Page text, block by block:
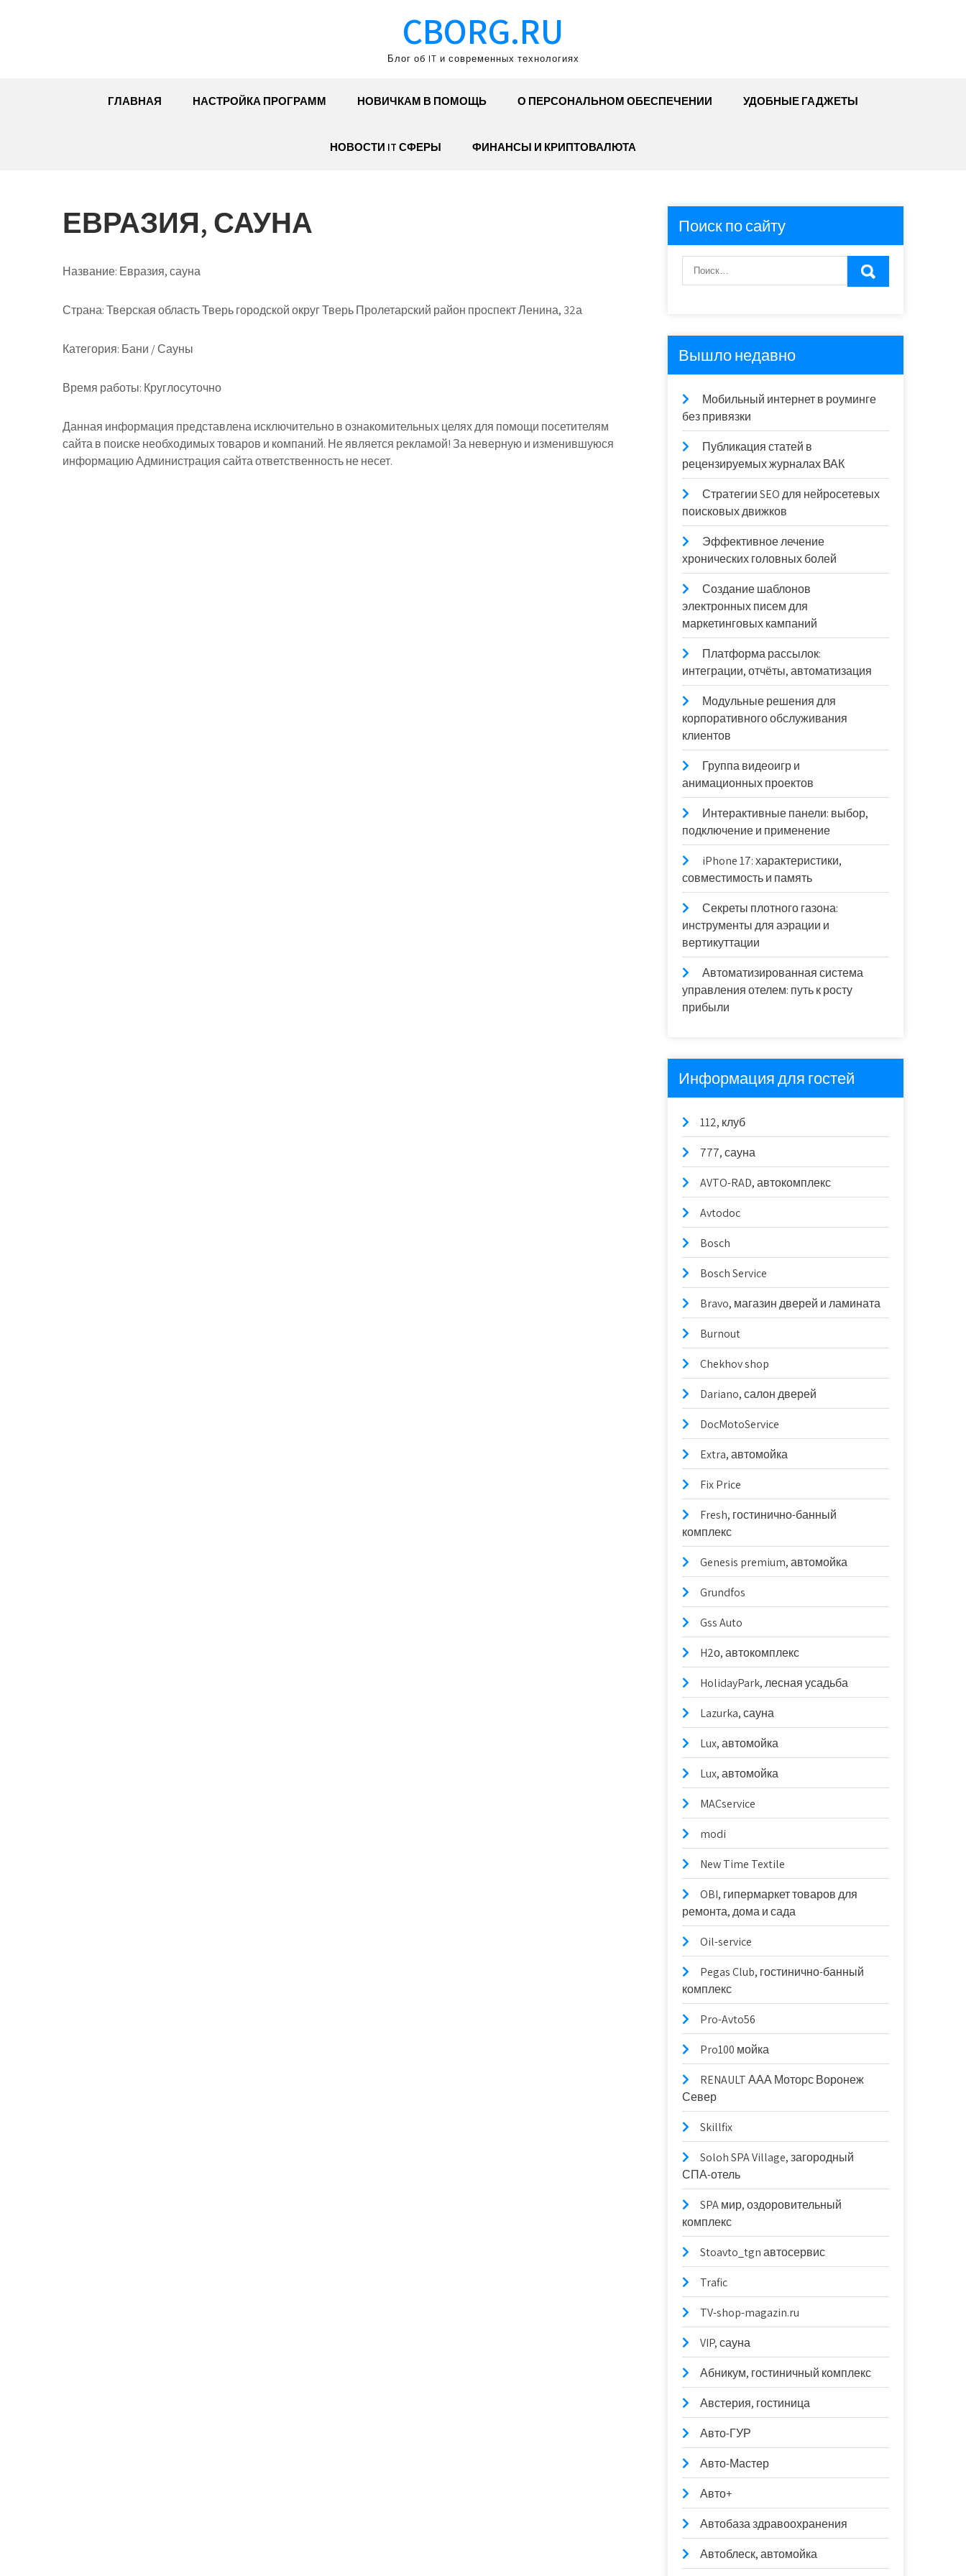
CBORG.RU
Блог об IT и современных технологиях
ГЛАВНАЯ НАСТРОЙКА ПРОГРАММ НОВИЧКАМ В ПОМОЩЬ О ПЕРСОНАЛЬНОМ ОБЕСПЕЧЕНИИ УДОБНЫЕ ГАДЖЕТЫ
НОВОСТИ IT СФЕРЫ ФИНАНСЫ И КРИПТОВАЛЮТА
ЕВРАЗИЯ, САУНА
Название: Евразия, сауна
Страна:Тверская область Тверь городской округ Тверь Пролетарский район проспект Ленина, 32а
Категория: Бани / Сауны
Время работы: Круглосуточно
Данная информация представлена исключительно в ознакомительных целях для помощи посетителям
сайта в поиске необходимых товаров и компаний. Не является рекламой! За неверную и изменившуюся
информацию Администрация сайта ответственность не несет.
Поиск по сайту
Вышло недавно
Мобильный интернет в роуминге
без привязки
Публикация статей в
рецензируемых журналах ВАК
Стратегии SEO для нейросетевых
поисковых движков
Эффективное лечение
хронических головных болей
Создание шаблонов
электронных писем для
маркетинговых кампаний
Платформа рассылок:
интеграции, отчёты, автоматизация
Модульные решения для
корпоративного обслуживания
клиентов
Группа видеоигр и
анимационных проектов
Интерактивные панели: выбор,
подключение и применение
iPhone 17: характеристики,
совместимость и память
Секреты плотного газона:
инструменты для аэрации и
вертикуттации
Автоматизированная система
управления отелем: путь к росту
прибыли
Информация для гостей
112, клуб
777, сауна
AVTO-RAD, автокомплекс
Avtodoc
Bosch
Bosch Service
Bravo, магазин дверей и ламината
Burnout
Chekhov shop
Dariano, салон дверей
DocMotoService
Extra, автомойка
Fix Price
Fresh, гостинично-банный
комплекс
Genesis premium, автомойка
Grundfos
Gss Auto
H2о, автокомплекс
HolidayPark, лесная усадьба
Lazurka, сауна
Lux, автомойка
Lux, автомойка
MACservice
modi
New Time Textile
OBI, гипермаркет товаров для
ремонта, дома и сада
Oil-service
Pegas Club, гостинично-банный
комплекс
Pro-Avto56
Pro100 мойка
RENAULT ААА Моторс Воронеж
Север
Skillfix
Soloh SPA Village, загородный
СПА-отель
SPA мир, оздоровительный
комплекс
Stoavto_tgn автосервис
Trafic
TV-shop-magazin.ru
VIP, сауна
Абникум, гостиничный комплекс
Австерия, гостиница
Авто-ГУР
Авто-Мастер
Авто+
Автобаза здравоохранения
Автоблеск, автомойка